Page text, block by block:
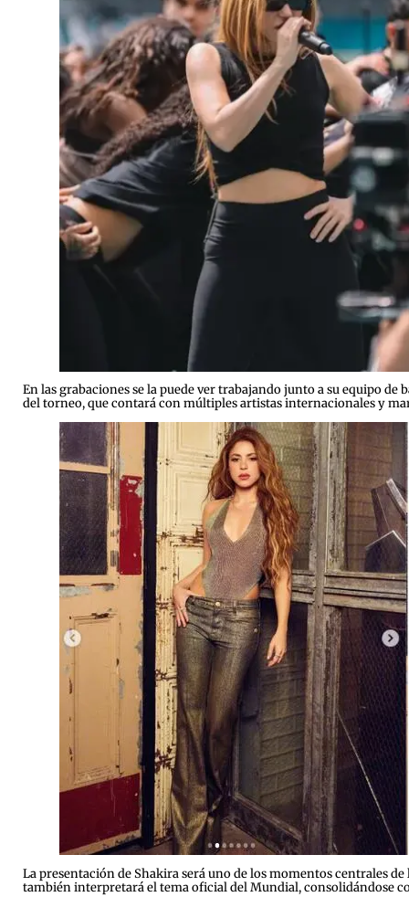
En las grabaciones se la puede ver trabajando junto a su equipo
del torneo, que contará con múltiples artistas internacionales y
La presentación de Shakira será uno de los momentos centrales
también interpretará el tema oficial del Mundial, consolidándose